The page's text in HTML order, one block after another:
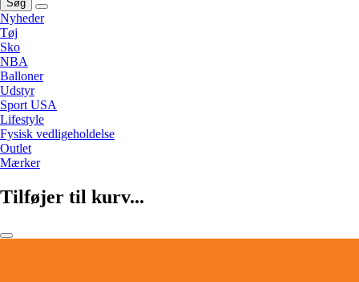
Søg
Nyheder
Tøj
Sko
NBA
Balloner
Udstyr
Sport USA
Lifestyle
Fysisk vedligeholdelse
Outlet
Mærker
Tilføjer til kurv...